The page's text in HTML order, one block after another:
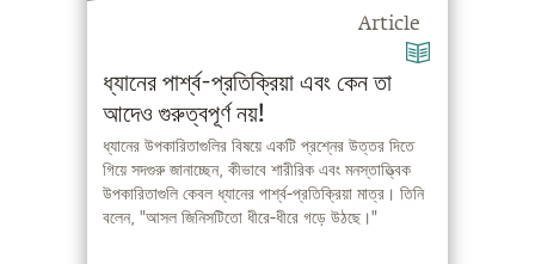
Article
ধ্যানের পার্শ্ব-প্রতিক্রিয়া এবং কেন তা
আদেও গুরুত্বপূর্ণ নয়!
ধ্যানের উপকারিতাগুলির বিষয়ে একটি প্রশ্নের উত্তর দিতে
গিয়ে সদগুরু জানাচ্ছেন, কীভাবে শারীরিক এবং মনস্তাত্ত্বিক
উপকারিতাগুলি কেবল ধ্যানের পার্শ্ব-প্রতিক্রিয়া মাত্র। তিনি
বলেন, "আসল জিনিসটিতো ধীরে-ধীরে গড়ে উঠছে।"